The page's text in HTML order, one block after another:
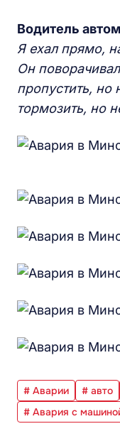
Водитель
Я ехал прямо,
Он
пропустить, но
тормозить, но
# Аварии # авто
# Авария с